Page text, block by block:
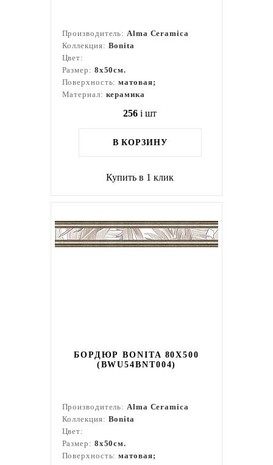
Производитель:Alma Ceramica
Коллекция: Bonita
Цвет:
Размер: 8x50см.
Поверхность:матовая;
Материал: керамика
256 i шт
В КОРЗИНУ
Купить в 1 клик
БОРДЮР BONITA 80X500
(BWU54BNT004)
Производитель:Alma Ceramica
Коллекция: Bonita
Цвет:
Размер: 8x50см.
Поверхность:матовая;